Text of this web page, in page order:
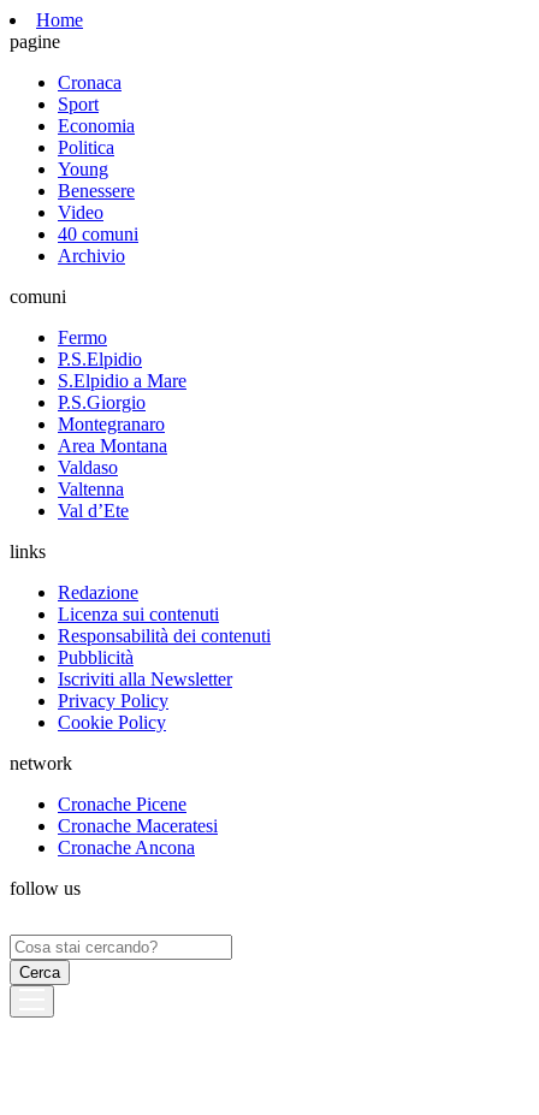
Home
pagine
Cronaca
Sport
Economia
Politica
Young
Benessere
Video
40 comuni
Archivio
comuni
Fermo
P.S.Elpidio
S.Elpidio a Mare
P.S.Giorgio
Montegranaro
Area Montana
Valdaso
Valtenna
Val d’Ete
links
Redazione
Licenza sui contenuti
Responsabilità dei contenuti
Pubblicità
Iscriviti alla Newsletter
Privacy Policy
Cookie Policy
network
Cronache Picene
Cronache Maceratesi
Cronache Ancona
follow us
Ricerca
per: